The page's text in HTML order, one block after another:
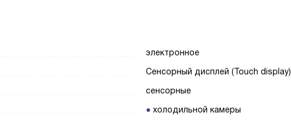
электронное
Сенсорный дисплей (Touch display)
сенсорные
холодильной камеры